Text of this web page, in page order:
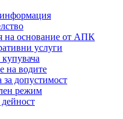
на основание от АПК
услуги
на водите
допустимост
режим